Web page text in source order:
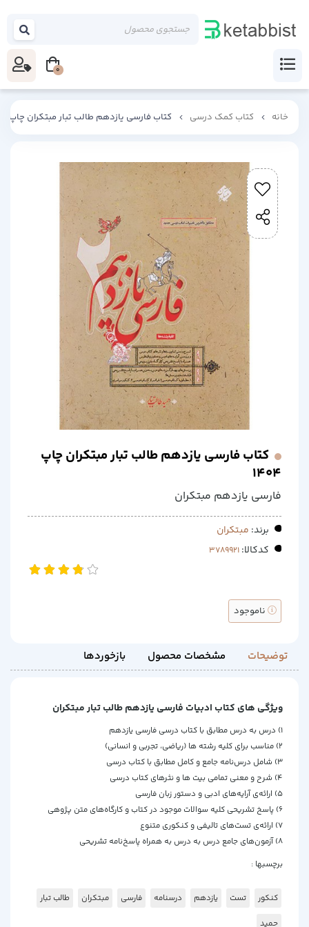
خانه کتاب کمک درسی کتاب فارسی یازدهم طالب تبار مبتکران چاپ 1404
کتاب فارسی یازدهم طالب تبار مبتکران چاپ
1404
فارسی یازدهم مبتکران
برند: مبتکران
کدکالا:
ناموجود
توضیحات مشخصات محصول بازخوردها
ویژگی های کتاب ادبیات فارسی یازدهم طالب تبار مبتکران
1) درس به درس مطابق با کتاب درسی فارسی یازدهم
2) مناسب برای کلیه رشته ها (ریاضی، تجربی و انسانی)
3) شامل درس‌نامه جامع و کامل مطابق با کتاب درسی
4) شرح و معنی تمامی بیت ها و نثرهای کتاب درسی
5) ارائه‌ی آرایه‌های ادبی و دستور زبان فارسی
6) پاسخ تشریحی کلیه سوالات موجود در کتاب و کارگاه‌های متن پژوهی
7) ارائه‌ی تست‌های تالیفی و کنکوری متنوع
8) آزمون‌های جامع درس به درس به همراه پاسخ‌نامه تشریحی
برچسبها :
کنکور تست یازدهم درسنامه فارسی مبتکران طالب تبار
حمید
0